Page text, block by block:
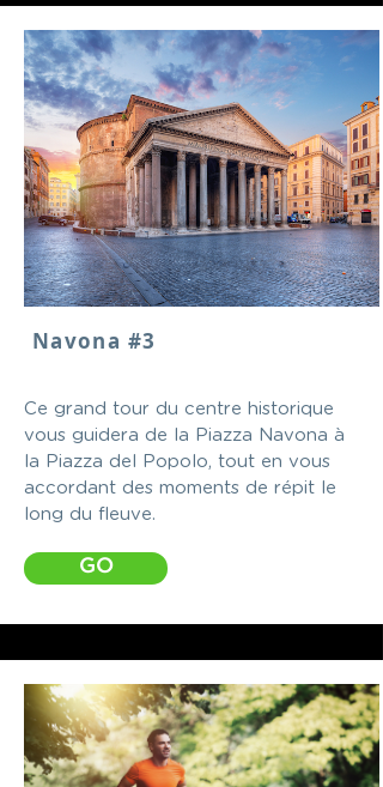
Navona #3
Ce grand tour du centre historique
vous guidera de la Piazza Navona à
la Piazza del Popolo, tout en vous
accordant des moments de répit le
long du fleuve.
GO